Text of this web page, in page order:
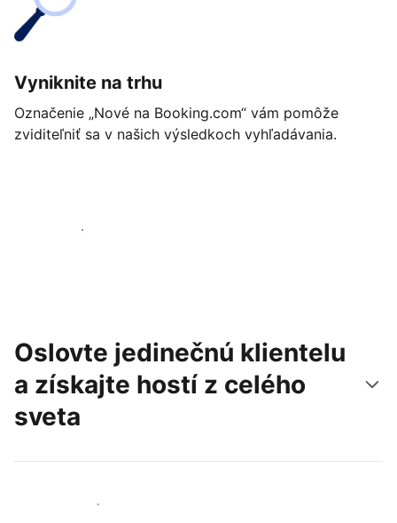
Vyniknite na trhu
Označenie „Nové na Booking.com“ vám pomôže
zviditeľniť sa v našich výsledkoch vyhľadávania.
Začať ešte dnes
Oslovte jedinečnú klientelu
a získajte hostí z celého
sveta
Osloviť nových hostí